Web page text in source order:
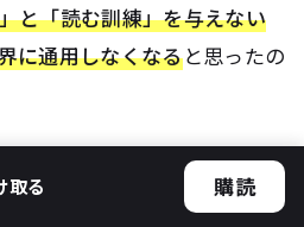
と「読む訓練」を与えない
に通用しなくなると思ったの
ッセイを書いたり、ディスカッ
わざるを得ない状況では「ど
取る 購読